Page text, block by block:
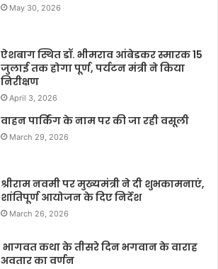
May 30, 2026
ऐशबाग स्थित डॉ. भीमराव आंबेडकर स्मारक 15
जुलाई तक होगा पूर्ण, पर्यटन मंत्री ने किया
निरीक्षण
April 3, 2026
वाहन पार्किंग के नाम पर की जा रही वसूली
March 29, 2026
श्रीराम नवमी पर मुख्यमंत्री ने दी शुभकामनाएं,
शांतिपूर्ण आयोजन के दिए निर्देश
March 26, 2026
भागवत कथा के तीसरे दिन भगवान के वाराह
अवतार का वर्णन